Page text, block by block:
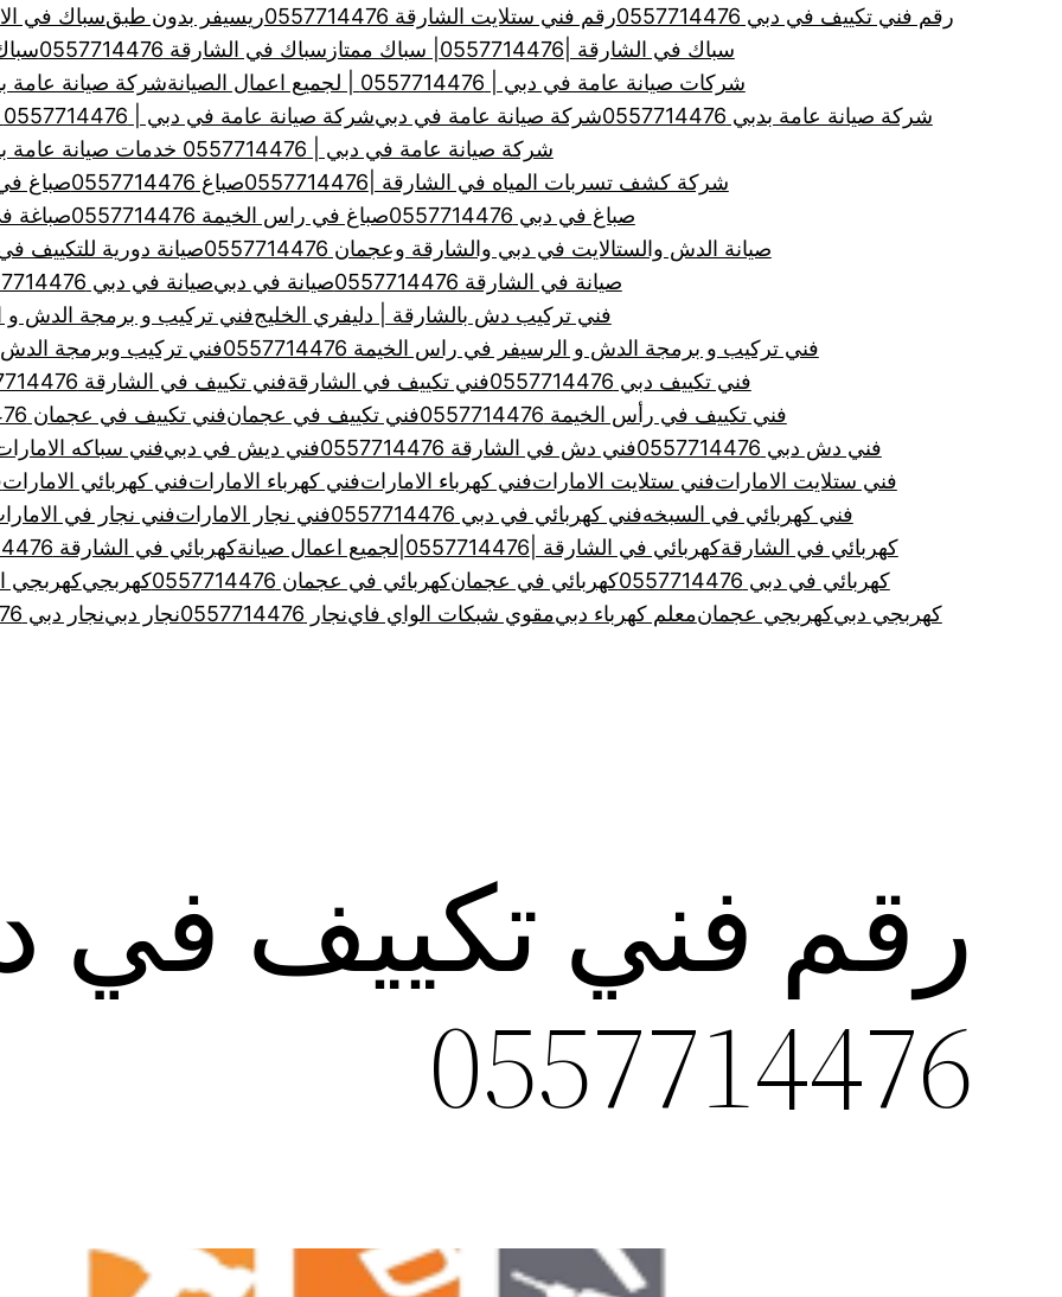
رقم فني تكييف في دبي 0557714476
رقم فني ستلايت الشارقة 0557714476 ريسيفر بدون طبقسباك في
سباك في الشارقة |0557714476| سباك ممتاز
سباك في الشارقة 0557714476
سباك
شركات صيانة عامة في دبي | 0557714476 | لجميع اعمال الصيانة
شركة صيانة عامة
شركة صيانة عامة بدبي 0557714476
شركة صيانة عامة في دبيشركة صيانة عامة في دبي | 0557714476 خدمات صيانة عامة بدبي
شركة صيانة عامة في دبي | 0557714476 خدمات صيانة عامة بدبي
شركة كشف تسربات المياه في الشارقة |0557714476
صباغ 0557714476
صباغ في
صباغ في دبي 0557714476
صباغ في راس الخيمة 0557714476
صباغة في
صيانة الدش والستالايت في دبي والشارقة وعجمان 0557714476
صيانة دورية للتكييف في
صيانة في الشارقة 0557714476
صيانة في دبيصيانة في دبي 0557714476
فني تركيب دش بالشارقة | دليفري الخليجفني تركيب و برمجة الدش و
فني تركيب و برمجة الدش و الرسيفر في راس الخيمة 0557714476
فني تركيب وبرمجة الدش
فني تكييف دبي 0557714476
فني تكييف في الشارقةفني تكييف في الشارقة 0557714476
فني تكييف في رأس الخيمة 0557714476
فني تكييف في عجمانفني تكييف في عجمان 0557714476
فني دش دبي 0557714476
فني دش في الشارقة 0557714476 فني ديش في دبيفني سباكه
فني ستلايت الاماراتفني ستلايت الاماراتفني كهرباء الاماراتفني كهرباء الاماراتفني كهربائي الامارات
فني كهربائي في السبخهفني كهربائي في دبي 0557714476 فني نجار الاماراتفني نجار في
كهربائي في الشارقةكهربائي في الشارقة |0557714476|لجميع اعمال صيانة
كهربائي في الشارقة 0557714476
كهربائي في دبي 0557714476
كهربائي في عجمانكهربائي في عجمان 0557714476 كهربجيكهربجي
كهربجي دبيكهربجي عجمانمعلم كهرباء دبيمقوي شبكات الواي فاينجار 0557714476 نجار دبينجار دبي 0557714476
رقم فني تكييف في
0557714476